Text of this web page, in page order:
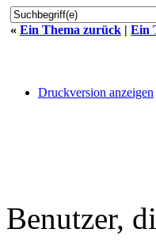
« Ein Thema zurück | Ein
Druckversion anzeigen
Benutzer,